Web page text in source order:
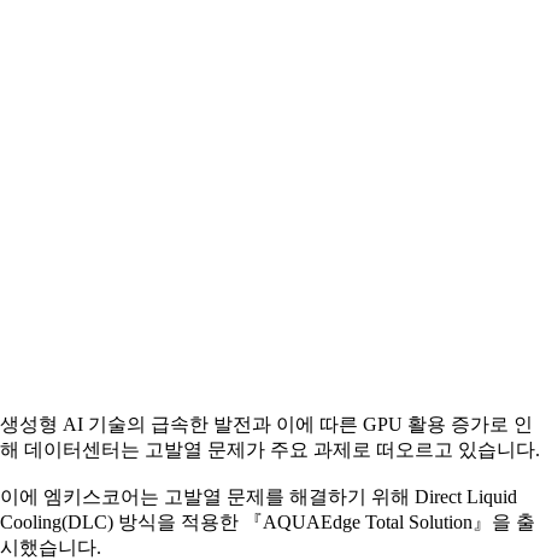
생성형 AI 기술의 급속한 발전과 이에 따른 GPU 활용 증가로 인
해 데이터센터는 고발열 문제가 주요 과제로 떠오르고 있습니다.
이에 엠키스코어는 고발열 문제를 해결하기 위해 Direct Liquid
Cooling(DLC) 방식을 적용한 『AQUAEdge Total Solution』을 출
시했습니다.